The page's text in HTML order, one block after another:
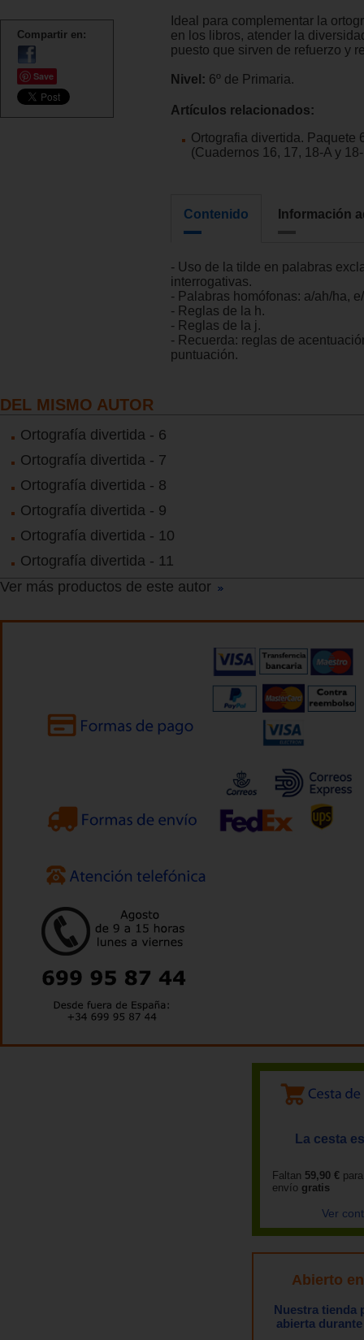
Compartir en:
Save
Ideal para complementar la
en los libros, atender la
puesto que sirven de refuerzo y
Nivel: 6º de Primaria.
Artículos relacionados:
Ortografia divertida. Paquete
(Cuadernos 16, 17, 18-A y
Contenido Información
- Uso de la tilde en palabras
interrogativas.
- Palabras homófonas: a/ah/ha,
- Reglas de la h.
- Reglas de la j.
- Recuerda: reglas de
puntuación.
DEL MISMO AUTOR
Ortografía divertida - 6
Ortografía divertida - 7
Ortografía divertida - 8
Ortografía divertida - 9
Ortografía divertida - 10
Ortografía divertida - 11
Ver más productos de este autor
La cesta
Faltan 59,90 €
envío gratis
Ver
Abierto
Nuestra tienda
abierta